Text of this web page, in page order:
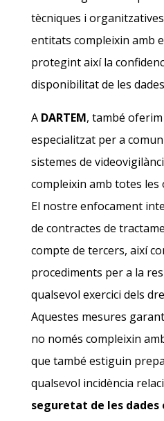
tècniques i
entitats compleixin amb
protegint així la
disponibilitat de les
A DARTEM, també
especialitzat per a
sistemes de
compleixin amb totes les
El nostre enfocament
de contractes de
compte de tercers, així
procediments per a la
qualsevol exercici dels
Aquestes mesures
no només compleixin
que també estiguin
qualsevol incidència
seguretat de les dades